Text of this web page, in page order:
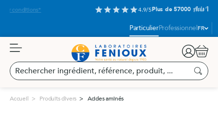
4.9/5Plus de 57000
ParticulierProfessionnel
Langue
:FR
Rechercher
ingrédient,
produit,
Panier
Accueil Produits divers Acides aminés